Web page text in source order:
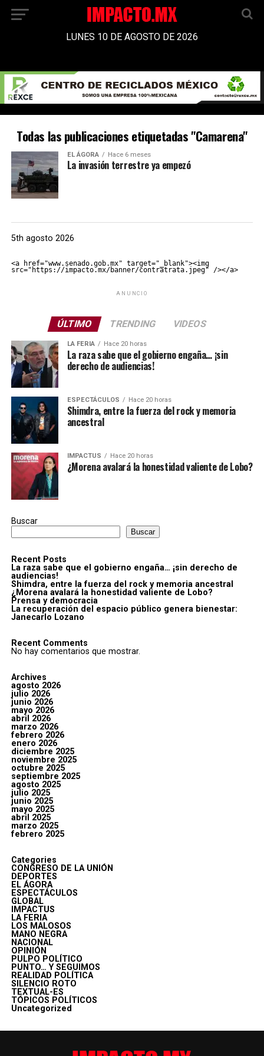
LUNES 10 DE AGOSTO DE 2026
Todas las publicaciones etiquetadas "Camarena"
EL ÁGORA Hace 6 meses
La invasión terrestre ya empezó
5th agosto 2026
<a href="www.senado.gob.mx" target="_blank"><img
src="https://impacto.mx/banner/contratrata.jpeg" /></a>
ANUNCIO
ÚLTIMO TRENDING VIDEOS
LA FERIA Hace 20 horas
La raza sabe que el gobierno engaña… ¡sin
derecho de audiencias!
ESPECTÁCULOS Hace 20 horas
Shimdra, entre la fuerza del rock y memoria
ancestral
IMPACTUS Hace 20 horas
¿Morena avalará la honestidad valiente de Lobo?
Buscar
Buscar
Recent Posts
La raza sabe que el gobierno engaña… ¡sin derecho de
audiencias!
Shimdra, entre la fuerza del rock y memoria ancestral
¿Morena avalará la honestidad valiente de Lobo?
Prensa y democracia
La recuperación del espacio público genera bienestar:
Janecarlo Lozano
Recent Comments
No hay comentarios que mostrar.
Archives
agosto 2026
julio 2026
junio 2026
mayo 2026
abril 2026
marzo 2026
febrero 2026
enero 2026
diciembre 2025
noviembre 2025
octubre 2025
septiembre 2025
agosto 2025
julio 2025
junio 2025
mayo 2025
abril 2025
marzo 2025
febrero 2025
Categories
CONGRESO DE LA UNIÓN
DEPORTES
EL ÁGORA
ESPECTÁCULOS
GLOBAL
IMPACTUS
LA FERIA
LOS MALOSOS
MANO NEGRA
NACIONAL
OPINIÓN
PULPO POLÍTICO
PUNTO… Y SEGUIMOS
REALIDAD POLÍTICA
SILENCIO ROTO
TEXTUAL-ES
TÓPICOS POLÍTICOS
Uncategorized